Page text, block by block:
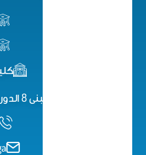
مبنى 8 الدور الثاني مكتب 104A